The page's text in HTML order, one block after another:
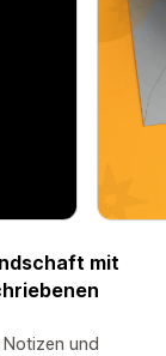
mit
und